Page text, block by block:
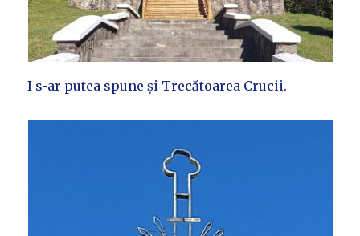
I s-ar putea spune și Trecătoarea Crucii.